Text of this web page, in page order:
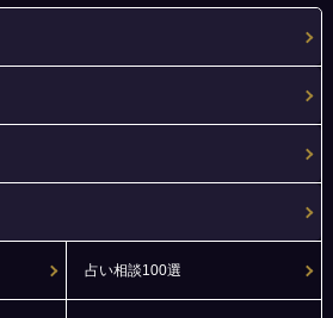
占い相談100選